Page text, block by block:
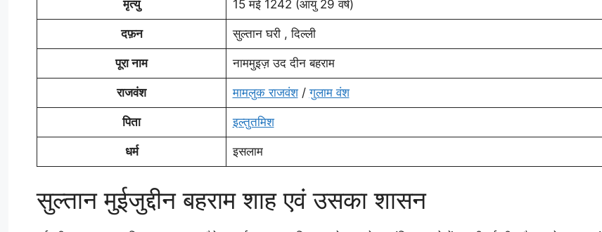
मृत्यु 15 मई 1242 (आयु 29 वर्ष)
दफ़न सुल्तान घरी , दिल्ली
पूरा नाम नाममुइज़ उद दीन बहराम
राजवंश मामलुक राजवंश/गुलाम वंश
पिता इल्तुतमिश
धर्म इसलाम
सुल्तान मुईजुद्दीन बहराम शाह एवं उसका शासन